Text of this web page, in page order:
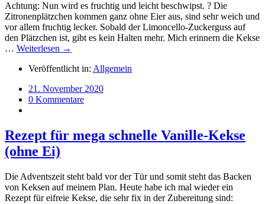
Achtung: Nun wird es fruchtig und leicht beschwipst. ? Die
Zitronenplätzchen kommen ganz ohne Eier aus, sind sehr weich und
vor allem fruchtig lecker. Sobald der Limoncello-Zuckerguss auf
den Plätzchen ist, gibt es kein Halten mehr. Mich erinnern die Kekse
… Weiterlesen →
Veröffentlicht in: Allgemein
21. November 2020
0 Kommentare
Rezept für mega schnelle Vanille-Kekse
(ohne Ei)
Die Adventszeit steht bald vor der Tür und somit steht das Backen
von Keksen auf meinem Plan. Heute habe ich mal wieder ein
Rezept für eifreie Kekse, die sehr fix in der Zubereitung sind: